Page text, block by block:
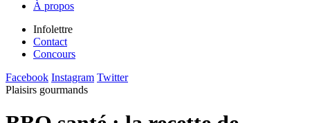
À propos
Infolettre
Contact
Concours
Facebook Instagram Twitter
Plaisirs gourmands